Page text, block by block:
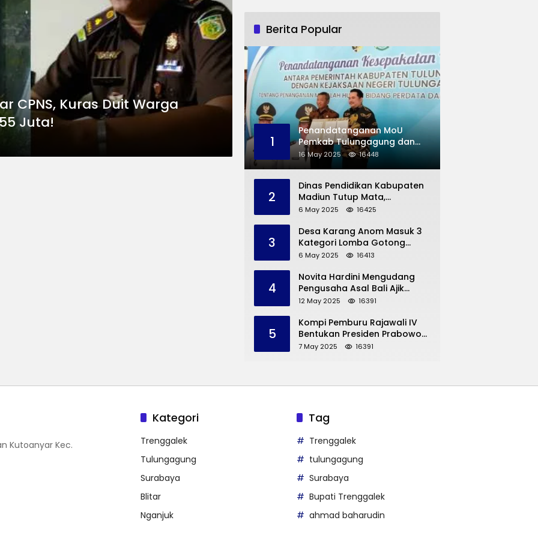
CPNS, Kuras Duit Warga
Juta!
Berita Popular
1
Penandatanganan MoU
Pemkab Tulungagung dan
Kejaksaan Negeri
16 May 2025 16448
2
Dinas Pendidikan Kabupaten
Madiun Tutup Mata,
Bangunan SD Roboh Kades
Dana Pribadi
6 May 2025 16425
3
Desa Karang Anom Masuk 3
Kategori Lomba Gotong
Royong Provinsi Jatim, Ini
Trenggalek
6 May 2025 16413
4
Novita Hardini Mengudang
Pengusaha Asal Bali Ajik
Krisna, Berbagi Ilmu
dan UMKM Trenggalek
12 May 2025 16391
5
Kompi Pemburu Rajawali IV
Bentukan Presiden Prabowo
Reuni
7 May 2025 16391
Kutoanyar Kec.
Kategori
Trenggalek
Tulungagung
Surabaya
Blitar
Nganjuk
Tag
Trenggalek
tulungagung
Surabaya
Bupati Trenggalek
ahmad baharudin